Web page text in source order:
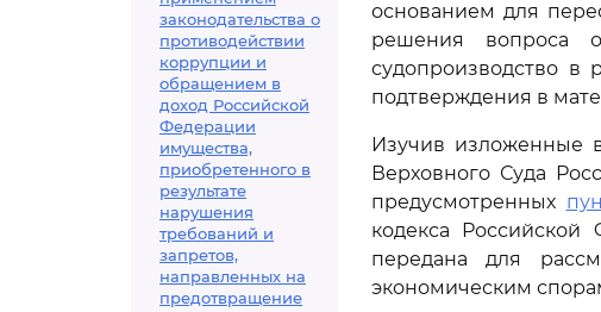
законодательства о
противодействии
коррупции и
обращением в
доход Российской
Федерации
имущества,
приобретенного в
результате
нарушения
требований и
запретов,
направленных на
предотвращение
основанием для
решения вопроса
судопроизводство в
подтверждения в
Изучив изложенные
Верховного Суда
предусмотренных
кодекса
передана для
экономическим